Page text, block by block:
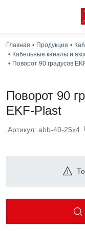
Главная Продукция
Кабельные каналы и
Поворот 90 градусов
Поворот 90
EKF-Plast
Артикул: abb-40-25x4